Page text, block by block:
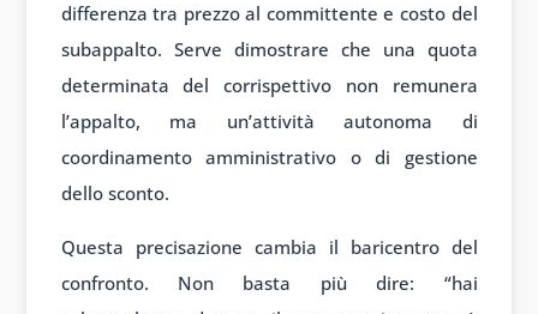
differenza tra prezzo al committente e costo del
subappalto. Serve dimostrare che una quota
determinata del corrispettivo non remunera
l’appalto, ma un’attività autonoma di
coordinamento amministrativo o di gestione
dello sconto.
Questa precisazione cambia il baricentro del
confronto. Non basta più dire: “hai